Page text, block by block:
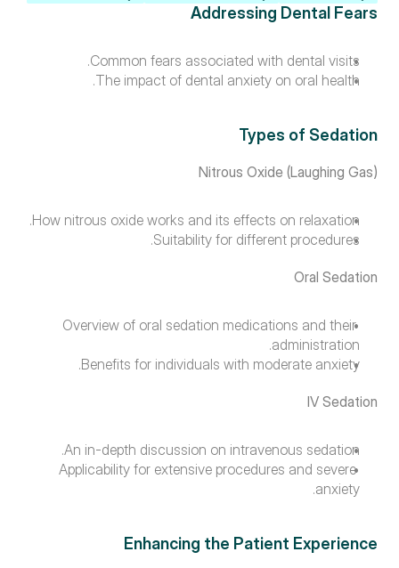
Addressing Dental Fears
Common fears associated with dental visits.
The impact of dental anxiety on oral health.
Types of Sedation
Nitrous Oxide (Laughing Gas)
How nitrous oxide works and its effects on relaxation.
Suitability for different procedures.
Oral Sedation
Overview of oral sedation medications and their
administration.
Benefits for individuals with moderate anxiety.
IV Sedation
An in-depth discussion on intravenous sedation.
Applicability for extensive procedures and severe
anxiety.
Enhancing the Patient Experience